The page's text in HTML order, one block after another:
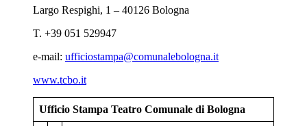
Largo Respighi, 1 – 40126 Bologna
T. +39 051 529947
e-mail: ufficiostampa@comunalebologna.it
www.tcbo.it
Ufficio Stampa Teatro Comunale di Bologna